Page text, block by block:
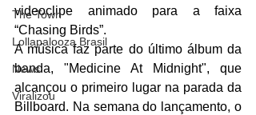
The Town
Lollapalooza Brasil
News
Viralizou
videoclipe animado para a faixa
“Chasing Birds”.
A música faz parte do último álbum da
banda, "Medicine At Midnight", que
alcançou o primeiro lugar na parada da
Billboard. Na semana do lançamento, o